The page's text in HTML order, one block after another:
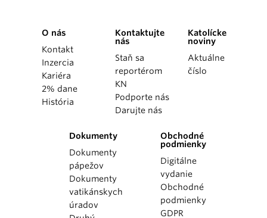
O nás
Kontakt
Inzercia
Kariéra
2% dane
História
Kontaktujte
nás
Staň sa
reportérom
KN
Podporte nás
Darujte nás
Katolícke
noviny
Aktuálne
číslo
Dokumenty
Dokumenty
pápežov
Dokumenty
vatikánskych
úradov
Obchodné
podmienky
Digitálne
vydanie
Obchodné
podmienky
GDPR